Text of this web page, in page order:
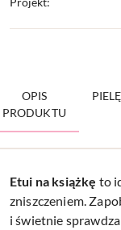
OPIS
PRODUKTU
Etui na książkę to
zniszczeniem.
i świetnie